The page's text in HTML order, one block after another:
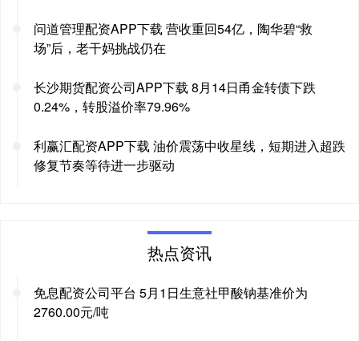
问道管理配资APP下载 营收重回54亿，陶华碧“救
场”后，老干妈挑战仍在
长沙期货配资公司APP下载 8月14日甬金转债下跌
0.24%，转股溢价率79.96%
利赢汇配资APP下载 油价震荡中收星线，短期进入超跌
修复节奏等待进一步驱动
热点资讯
免息配资公司平台 5月1日生意社甲酸钠基准价为
2760.00元/吨